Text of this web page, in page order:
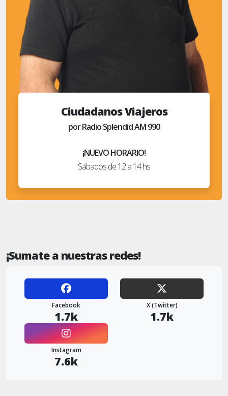
Ciudadanos Viajeros
por Radio Splendid AM 990
¡NUEVO HORARIO!
Sábados de 12 a 14 hs